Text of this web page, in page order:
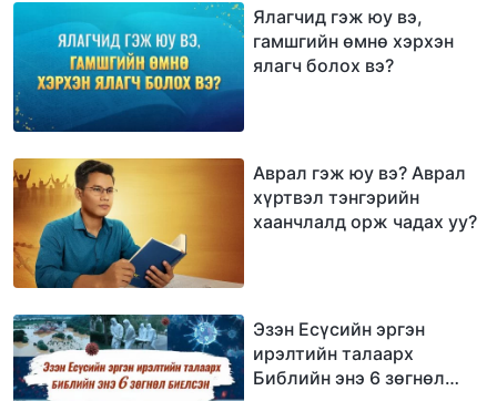
Ялагчид гэж юу вэ,
гамшгийн өмнө хэрхэн
ялагч болох вэ?
Аврал гэж юу вэ? Аврал
хүртвэл тэнгэрийн
хаанчлалд орж чадах уу?
Эзэн Есүсийн эргэн
ирэлтийн талаарх
Библийн энэ 6 зөгнөл